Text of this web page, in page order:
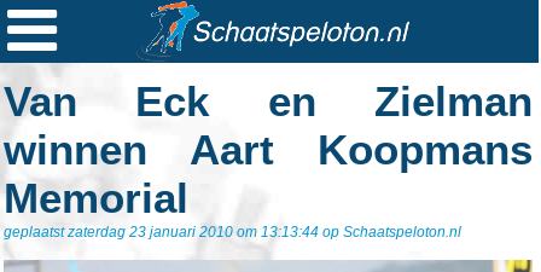

Van Eck en Zielman
winnen Aart Koopmans
Memorial
geplaatst zaterdag 23 januari 2010 om 13:13:44 op Schaatspeloton.nl